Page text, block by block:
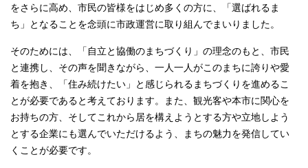
をさらに高め、市民の皆様をはじめ多くの方に、「選ばれるま
ち」となることを念頭に市政運営に取り組んでまいりました。
そのためには、「自立と協働のまちづくり」の理念のもと、市民
と連携し、その声を聞きながら、一人一人がこのまちに誇りや愛
着を抱き、「住み続けたい」と感じられるまちづくりを進めるこ
とが必要であると考えております。また、観光客や本市に関心を
お持ちの方、そしてこれから居を構えようとする方や立地しよう
とする企業にも選んでいただけるよう、まちの魅力を発信してい
くことが必要です。